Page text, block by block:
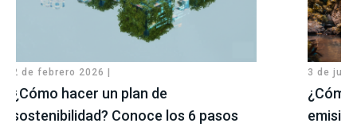
2 de febrero 2026 |
¿Cómo hacer un plan de
sostenibilidad? Conoce los 6 pasos
3 de